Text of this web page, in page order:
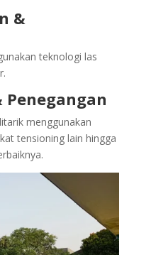
&
teknologi las
Penegangan
menggunakan
tensioning lain hingga